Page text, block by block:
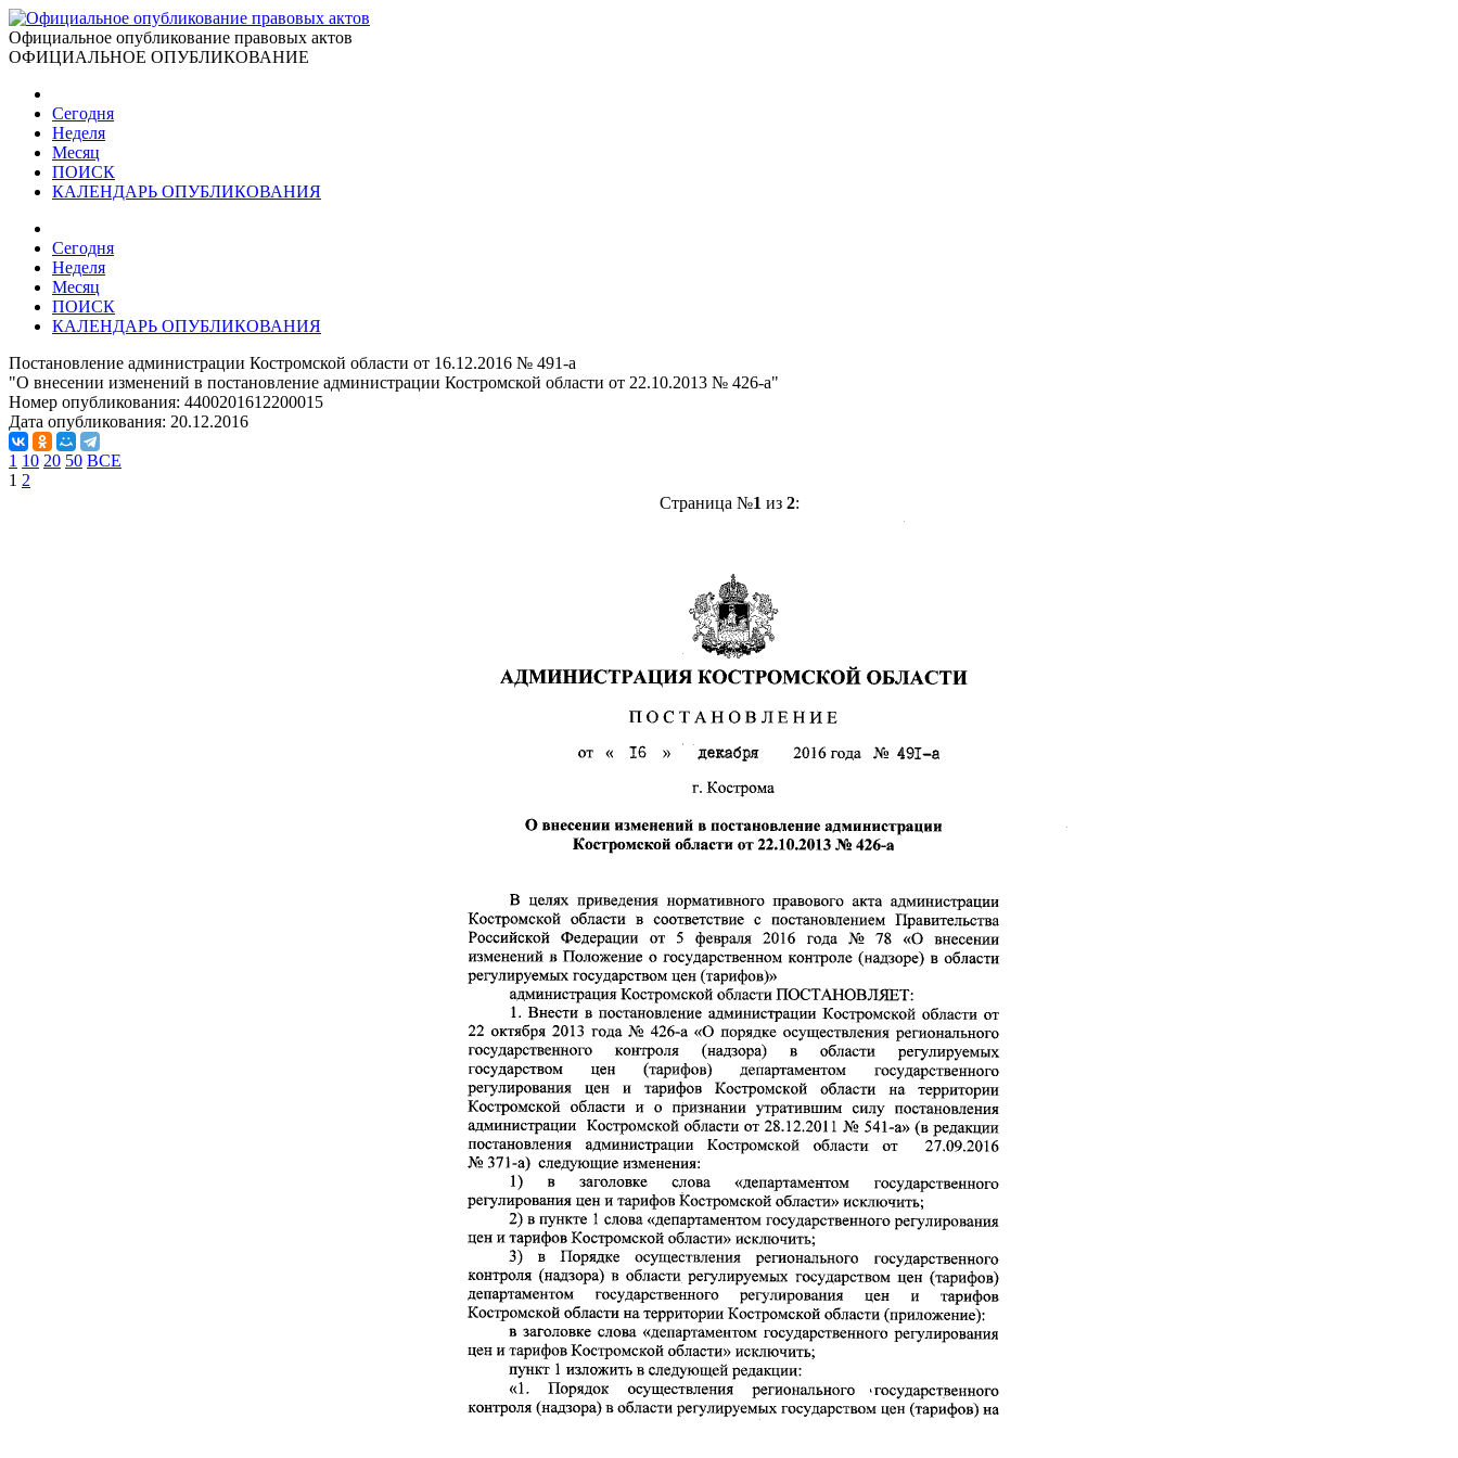
Официальное опубликование правовых актов
ОФИЦИАЛЬНОЕ ОПУБЛИКОВАНИЕ
Сегодня
Неделя
Месяц
ПОИСК
КАЛЕНДАРЬ ОПУБЛИКОВАНИЯ
Сегодня
Неделя
Месяц
ПОИСК
КАЛЕНДАРЬ ОПУБЛИКОВАНИЯ
Постановление администрации Костромской области от 16.12.2016 № 491-а
"О внесении изменений в постановление администрации Костромской области от 22.10.2013 № 426-а"
Номер опубликования: 4400201612200015
Дата опубликования: 20.12.2016
1 10 20 50 ВСЕ
1 2
Страница №1 из 2: